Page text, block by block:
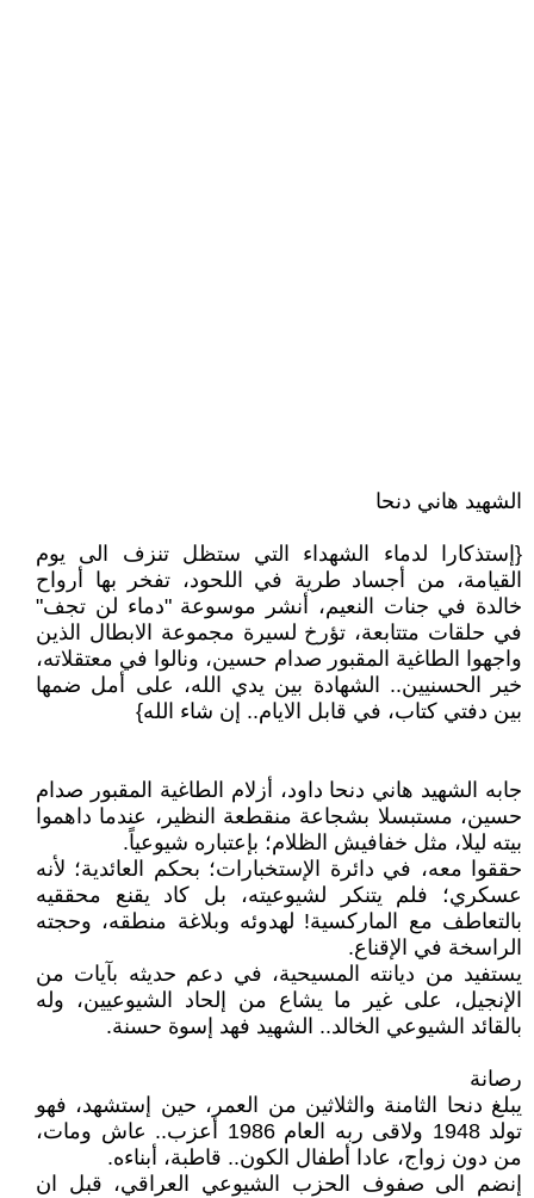
الشهيد هاني دنحا
{إستذكارا لدماء الشهداء التي ستظل تنزف الى يوم
القيامة، من أجساد طرية في اللحود، تفخر بها أرواح
خالدة في جنات النعيم، أنشر موسوعة "دماء لن تجف"
في حلقات متتابعة، تؤرخ لسيرة مجموعة الابطال الذين
واجهوا الطاغية المقبور صدام حسين، ونالوا في معتقلاته،
خير الحسنيين.. الشهادة بين يدي الله، على أمل ضمها
بين دفتي كتاب، في قابل الايام.. إن شاء الله}
جابه الشهيد هاني دنحا داود، أزلام الطاغية المقبور صدام
حسين، مستبسلا بشجاعة منقطعة النظير، عندما داهموا
بيته ليلا، مثل خفافيش الظلام؛ بإعتباره شيوعياً.
حققوا معه، في دائرة الإستخبارات؛ بحكم العائدية؛ لأنه
عسكري؛ فلم يتنكر لشيوعيته، بل كاد يقنع محققيه
بالتعاطف مع الماركسية! لهدوئه وبلاغة منطقه، وحجته
الراسخة في الإقناع.
يستفيد من ديانته المسيحية، في دعم حديثه بآيات من
الإنجيل، على غير ما يشاع من إلحاد الشيوعيين، وله
بالقائد الشيوعي الخالد.. الشهيد فهد إسوة حسنة.
رصانة
يبلغ دنحا الثامنة والثلاثين من العمر، حين إستشهد، فهو
تولد 1948 ولاقى ربه العام 1986 أعزب.. عاش ومات،
من دون زواج، عادا أطفال الكون.. قاطبة، أبناءه.
إنضم الى صفوف الحزب الشيوعي العراقي، قبل ان